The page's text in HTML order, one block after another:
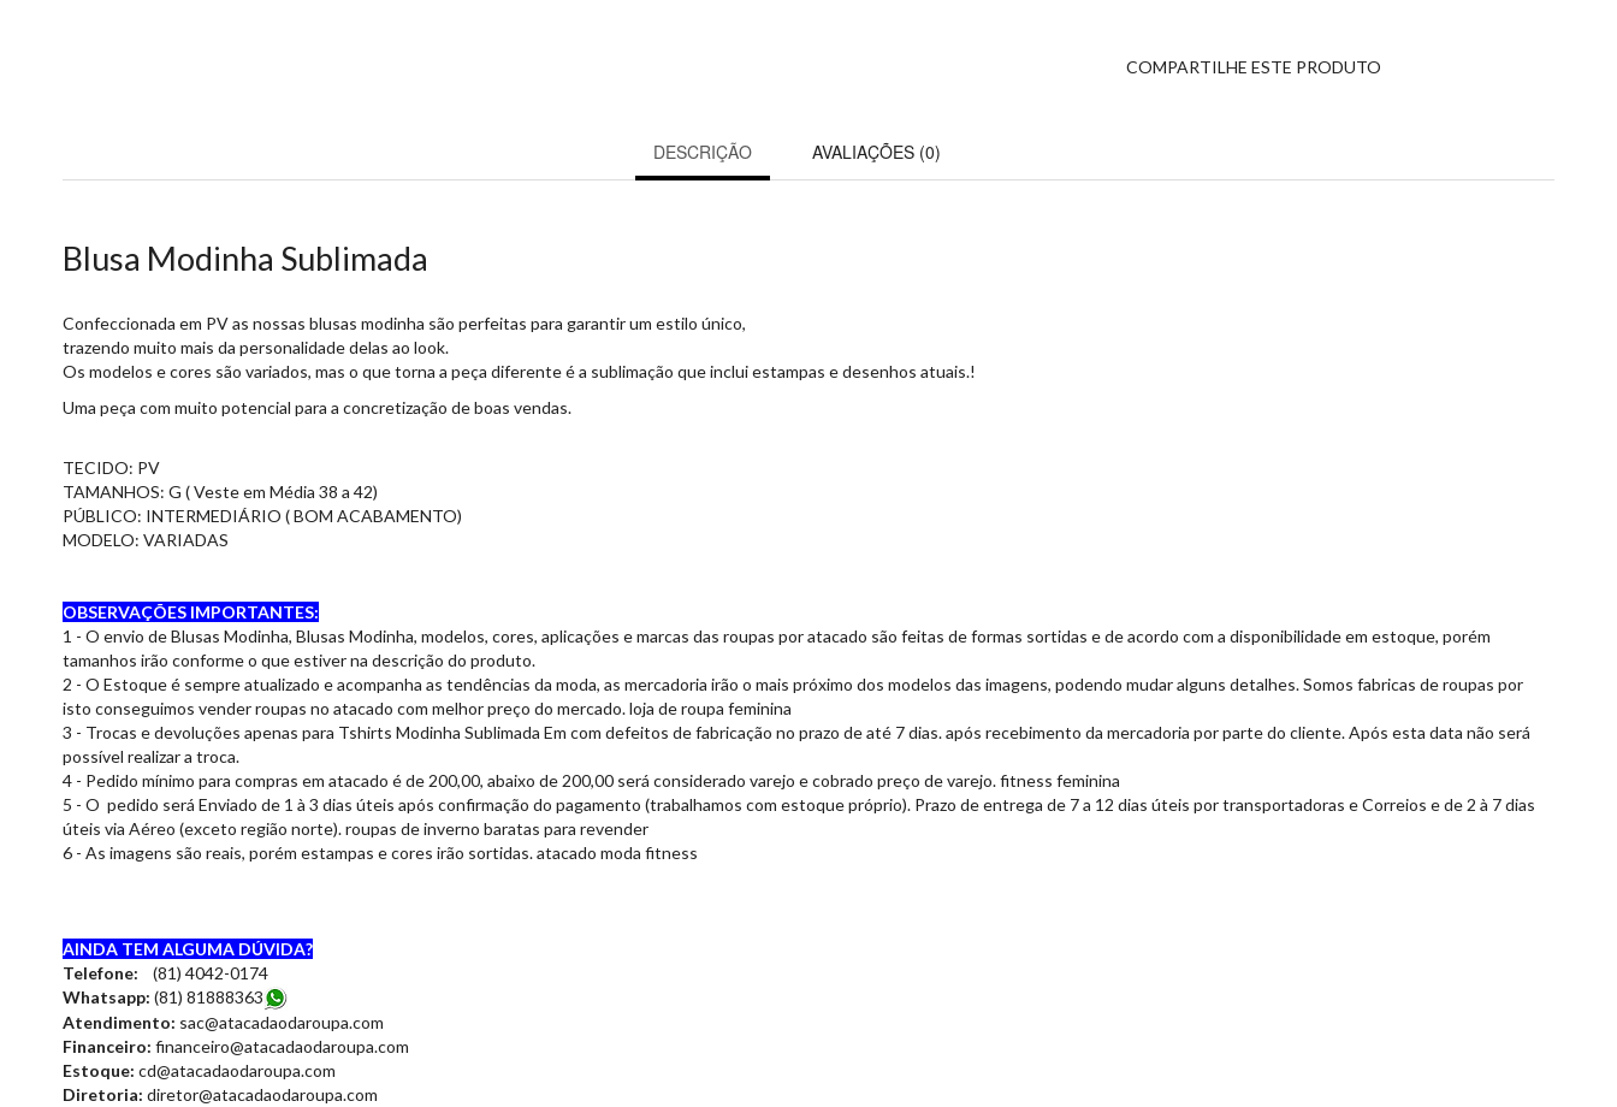
COMPARTILHE ESTE PRODUTO
DESCRIÇÃO AVALIAÇÕES (0)
Blusa Modinha Sublimada
Confeccionada em PV as nossas blusas modinha são perfeitas para garantir um estilo único,
trazendo muito mais da personalidade delas ao look.
Os modelos e cores são variados, mas o que torna a peça diferente é a sublimação que inclui estampas e desenhos atuais.!
Uma peça com muito potencial para a concretização de boas vendas.
TECIDO: PV
TAMANHOS: G ( Veste em Média 38 a 42)
PÚBLICO: INTERMEDIÁRIO ( BOM ACABAMENTO)
MODELO: VARIADAS
OBSERVAÇÕES IMPORTANTES:
1 - O envio de Blusas Modinha, Blusas Modinha, modelos, cores, aplicações e marcas das roupas por atacado são feitas de formas sortidas e de acordo com a disponibilidade em estoque, porém
tamanhos irão conforme o que estiver na descrição do produto.
2 - O Estoque é sempre atualizado e acompanha as tendências da moda, as mercadoria irão o mais próximo dos modelos das imagens, podendo mudar alguns detalhes. Somos fabricas de roupas por
isto conseguimos vender roupas no atacado com melhor preço do mercado. loja de roupa feminina
3 - Trocas e devoluções apenas para Tshirts Modinha Sublimada Em com defeitos de fabricação no prazo de até 7 dias. após recebimento da mercadoria por parte do cliente. Após esta data não será
possível realizar a troca.
4 - Pedido mínimo para compras em atacado é de 200,00, abaixo de 200,00 será considerado varejo e cobrado preço de varejo. fitness feminina
5 - O pedido será Enviado de 1 à 3 dias úteis após confirmação do pagamento (trabalhamos com estoque próprio). Prazo de entrega de 7 a 12 dias úteis por transportadoras e Correios e de 2 à 7 dias
úteis via Aéreo (exceto região norte). roupas de inverno baratas para revender
6 - As imagens são reais, porém estampas e cores irão sortidas. atacado moda fitness
AINDA TEM ALGUMA DÚVIDA?
Telefone: (81) 4042-0174
Whatsapp: (81) 81888363
Atendimento: sac@atacadaodaroupa.com
Financeiro: financeiro@atacadaodaroupa.com
Estoque: cd@atacadaodaroupa.com
Diretoria: diretor@atacadaodaroupa.com